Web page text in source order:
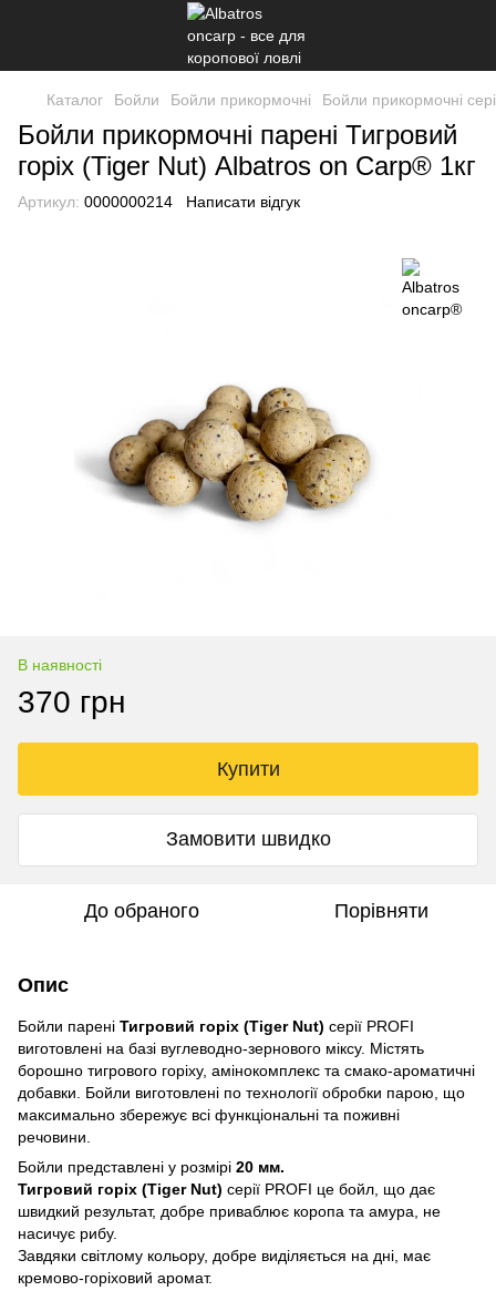
Каталог Бойли Бойли прикормочні Бойли прикормочні
Бойли прикормочні парені Тигровий
горіх (Tiger Nut) Albatros on Carp® 1кг
Артикул: 0000000214 Написати відгук
В наявності
370 грн
Купити
Замовити швидко
До обраного Порівняти
Опис
Бойли парені Тигровий горіх (Tiger Nut) серії PROFI
виготовлені на базі вуглеводно-зернового міксу. Містять
борошно тигрового горіху, амінокомплекс та смако-ароматичні
добавки. Бойли виготовлені по технології обробки парою, що
максимально збережує всі функціональні та поживні
речовини.
Бойли представлені у розмірі 20 мм.
Тигровий горіх (Tiger Nut) серії PROFI це бойл, що дає
швидкий результат, добре приваблює коропа та амура, не
насичує рибу.
Завдяки світлому кольору, добре виділяється на дні, має
кремово-горіховий аромат.